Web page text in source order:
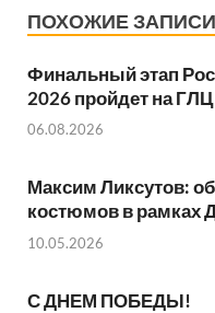
ПОХОЖИЕ ЗАПИСИ
Финальный этап
2026 пройдет на
06.08.2026
Максим Ликсутов:
костюмов в рамках
10.05.2026
С ДНЕМ ПОБЕДЫ!